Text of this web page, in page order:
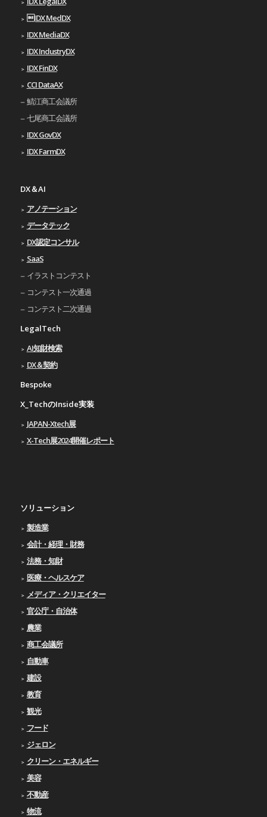
IDX MedDX
IDX MediaDX
IDX IndustryDX
IDX FinDX
CCI DataAX
鯖江商工会議所
七尾商工会議所
IDX GovDX
IDX FarmDX
DX＆AI
アノテーション
データテック
DX認定コンサル
SaaS
イラストコンテスト
コンテスト一次通過
コンテスト二次通過
LegalTech
AI知財検索
DX＆契約
Bespoke
X_TechのInside実装
JAPAN-Xtech展
X-Tech展2024開催レポート
ソリューション
製造業
会計・経理・財務
法務・知財
医療・ヘルスケア
メディア・クリエイター
官公庁・自治体
農業
商工会議所
自動車
建設
教育
観光
フード
ジェロン
クリーン・エネルギー
美容
不動産
物流